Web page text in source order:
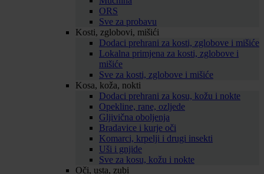
ORS
Sve za probavu
Kosti, zglobovi, mišići
Dodaci prehrani za kosti, zglobove i mišiće
Lokalna primjena za kosti, zglobove i
mišiće
Sve za kosti, zglobove i mišiće
Kosa, koža, nokti
Dodaci prehrani za kosu, kožu i nokte
Opekline, rane, ozljede
Gljivična oboljenja
Bradavice i kurje oči
Komarci, krpelji i drugi insekti
Uši i gnjide
Sve za kosu, kožu i nokte
Oči, usta, zubi